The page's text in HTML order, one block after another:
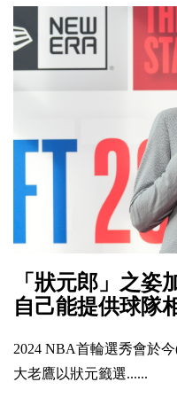
「狀元郎」之
自己能提供球隊
2024 NBA首輪選秀會於
大老鷹以狀元籤選......